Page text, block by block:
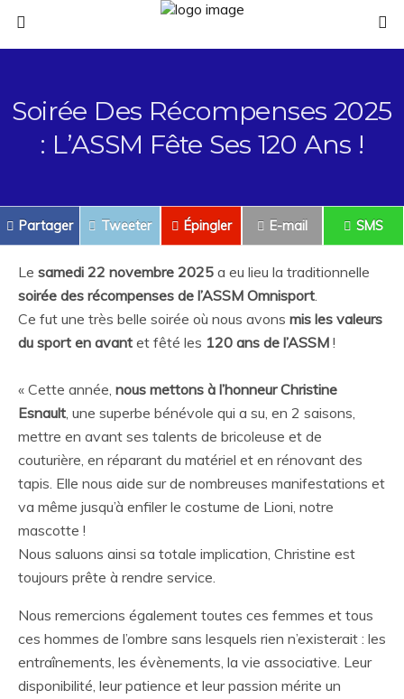
Soirée Des Récompenses 2025
: L’ASSM Fête Ses 120 Ans !
Partager Tweeter Épingler E-mail SMS
Le samedi 22 novembre 2025 a eu lieu la traditionnelle
soirée des récompenses de l’ASSM Omnisport.
Ce fut une très belle soirée où nous avons mis les valeurs
du sport en avant et fêté les 120 ans de l’ASSM !
« Cette année, nous mettons à l’honneur Christine
Esnault, une superbe bénévole qui a su, en 2 saisons,
mettre en avant ses talents de bricoleuse et de
couturière, en réparant du matériel et en rénovant des
tapis. Elle nous aide sur de nombreuses manifestations et
va même jusqu’à enfiler le costume de Lioni, notre
mascotte !
Nous saluons ainsi sa totale implication, Christine est
toujours prête à rendre service.
Nous remercions également toutes ces femmes et tous
ces hommes de l’ombre sans lesquels rien n’existerait : les
entraînements, les évènements, la vie associative. Leur
disponibilité, leur patience et leur passion mérite un